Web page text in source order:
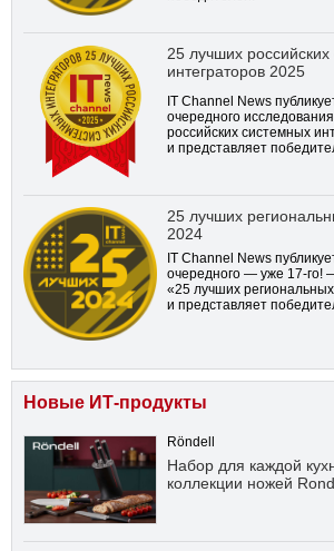
25 лучших
интеграторов 2025
IT Channel News
очередного
российских системных
и представляет
25 лучших
2024
IT Channel News
очередного — уже 17-го!
«25 лучших
и представляет
Новые ИТ-продукты
Röndell
Набор для каждой
коллекции ножей